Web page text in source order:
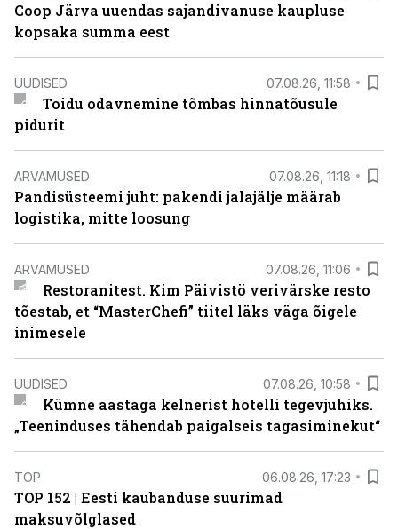
Coop Järva uuendas sajandivanuse kaupluse
kopsaka summa eest
UUDISED 07.08.26, 11:58
Toidu odavnemine tõmbas hinnatõusule
pidurit
ARVAMUSED 07.08.26, 11:18
Pandisüsteemi juht: pakendi jalajälje määrab
logistika, mitte loosung
ARVAMUSED 07.08.26, 11:06
Restoranitest. Kim Päivistö verivärske resto
tõestab, et “MasterChefi” tiitel läks väga õigele
inimesele
UUDISED 07.08.26, 10:58
Kümne aastaga kelnerist hotelli tegevjuhiks.
„Teeninduses tähendab paigalseis tagasiminekut“
TOP 06.08.26, 17:23
TOP 152 | Eesti kaubanduse suurimad
maksuvõlglased